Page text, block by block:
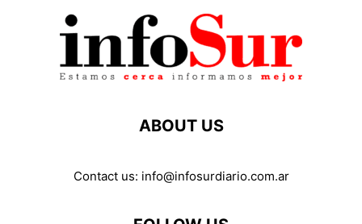
ABOUT US
Contact us: info@infosurdiario.com.ar